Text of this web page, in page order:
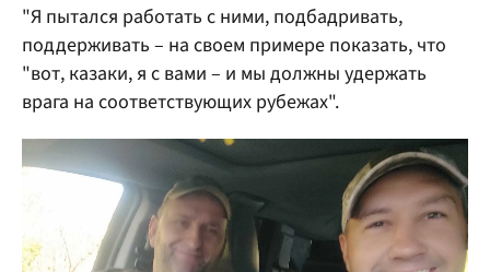
"Я пытался работать с ними, подбадривать,
поддерживать – на своем примере показать, что
"вот, казаки, я с вами – и мы должны удержать
врага на соответствующих рубежах".